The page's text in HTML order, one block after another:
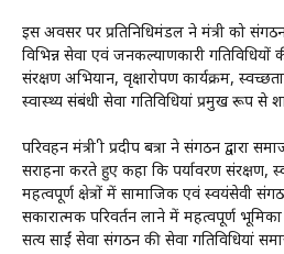
इस अवसर पर प्रतिनिधिमंडल ने मंत्री को
विभिन्न सेवा एवं जनकल्याणकारी गतिविधियों
संरक्षण अभियान, वृक्षारोपण कार्यक्रम,
स्वास्थ्य संबंधी सेवा गतिविधियां प्रमुख रूप से
परिवहन मंत्री श्री प्रदीप बत्रा ने संगठन द्वारा
सराहना करते हुए कहा कि पर्यावरण संरक्षण,
महत्वपूर्ण क्षेत्रों में सामाजिक एवं स्वयंसेवी
सकारात्मक परिवर्तन लाने में महत्वपूर्ण भूमिका
सत्य साईं सेवा संगठन की सेवा गतिविधियां